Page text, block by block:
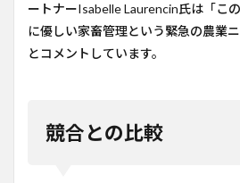
ートナーIsabelle Laurencin氏は「こ
に優しい家畜管理という緊急の農業
とコメントしています。
競合との比較